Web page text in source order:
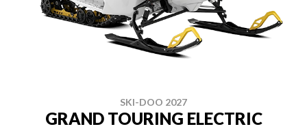
SKI-DOO 2027
GRAND TOURING ELECTRIC